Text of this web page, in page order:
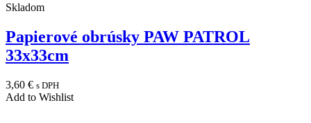
Skladom
Papierové obrúsky PAW PATROL
33x33cm
3,60 € s DPH
Add to Wishlist